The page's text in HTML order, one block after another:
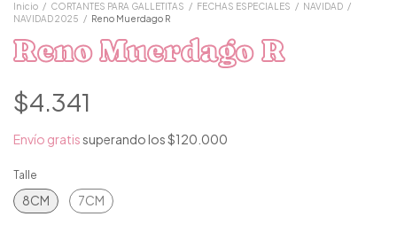
Inicio / CORTANTES PARA GALLETITAS / FECHAS ESPECIALES / NAVIDAD /
NAVIDAD 2025 / Reno Muerdago R
Reno Muerdago R
$4.341
Envío gratissuperando los$120.000
Talle
8CM 7CM